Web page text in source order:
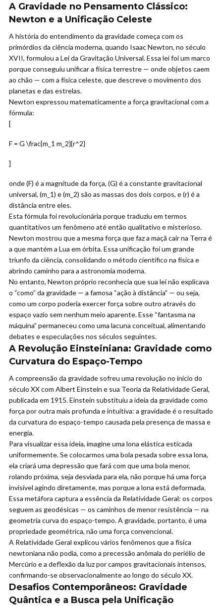
A Gravidade no Pensamento Clássico:
Newton e a Unificação Celeste
A história do entendimento da gravidade começa com os
primórdios da ciência moderna, quando Isaac Newton, no século
XVII, formulou a Lei da Gravitação Universal. Essa lei foi um marco
porque conseguiu unificar a física terrestre — onde objetos caem
ao chão — com a física celeste, que descreve o movimento dos
planetas e das estrelas.
Newton expressou matematicamente a força gravitacional com a
fórmula:
[
F = G \frac{m_1 m_2}{r^2}
]
onde (F) é a magnitude da força, (G) é a constante gravitacional
universal, (m_1) e (m_2) são as massas dos dois corpos, e (r) é a
distância entre eles.
Esta fórmula foi revolucionária porque traduziu em termos
quantitativos um fenômeno até então qualitativo e misterioso.
Newton mostrou que a mesma força que faz a maçã cair na Terra é
a que mantém a Lua em órbita. Essa unificação foi um grande
triunfo da ciência, consolidando o método científico na física e
abrindo caminho para a astronomia moderna.
No entanto, Newton próprio reconhecia que sua lei não explicava
o “como” da gravidade — a famosa “ação à distância” — ou seja,
como um corpo poderia exercer força sobre outro através do
espaço vazio sem nenhum meio aparente. Esse “fantasma na
máquina” permaneceu como uma lacuna conceitual, alimentando
debates e especulações nos séculos seguintes.
A Revolução Einsteiniana: Gravidade como
Curvatura do Espaço-Tempo
A compreensão da gravidade sofreu uma revolução no início do
século XX com Albert Einstein e sua Teoria da Relatividade Geral,
publicada em 1915. Einstein substituiu a ideia da gravidade como
força por outra mais profunda e intuitiva: a gravidade é o resultado
da curvatura do espaço-tempo causada pela presença de massa e
energia.
Para visualizar essa ideia, imagine uma lona elástica esticada
uniformemente. Se colocarmos uma bola pesada sobre essa lona,
ela criará uma depressão que fará com que uma bola menor,
rolando próxima, seja desviada para ela, não porque há uma força
invisível agindo diretamente, mas porque a lona está deformada.
Essa metáfora captura a essência da Relatividade Geral: os corpos
seguem as geodésicas — os caminhos de menor resistência — na
geometria curva do espaço-tempo. A gravidade, portanto, é uma
propriedade geométrica, não uma força convencional.
A Relatividade Geral explicou vários fenômenos que a física
newtoniana não podia, como a precessão anômala do periélio de
Mercúrio e a deflexão da luz por campos gravitacionais intensos,
confirmando-se observacionalmente ao longo do século XX.
Desafios Contemporâneos: Gravidade
Quântica e a Busca pela Unificação